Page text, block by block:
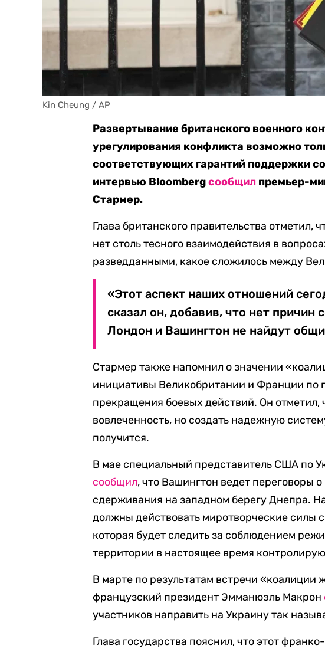
Kin Cheung / AP
Развертывание британского военного
урегулирования конфликта возможно
соответствующих гарантий поддержки
интервью Bloombergсообщил премьер-
Стармер.
Глава британского правительства отметил,
нет столь тесного взаимодействия в
разведданными, какое сложилось между
«Этот аспект наших отношений
сказал он, добавив, что нет причин
Лондон и Вашингтон не найдут
Стармер также напомнил о значении
инициативы Великобритании и Франции по
прекращения боевых действий. Он отметил,
вовлеченность, но создать надежную
получится.
В мае специальный представитель США по
сообщил, что Вашингтон ведет переговоры
сдерживания на западном берегу Днепра.
должны действовать миротворческие силы
которая будет следить за соблюдением
территории в настоящее время
В марте по результатам встречи
французский президент Эмманюэль Макрон
участников направить на Украину так
Глава государства пояснил, что этот